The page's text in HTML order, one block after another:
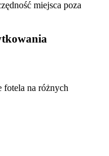
miejsca poza
fotela na różnych